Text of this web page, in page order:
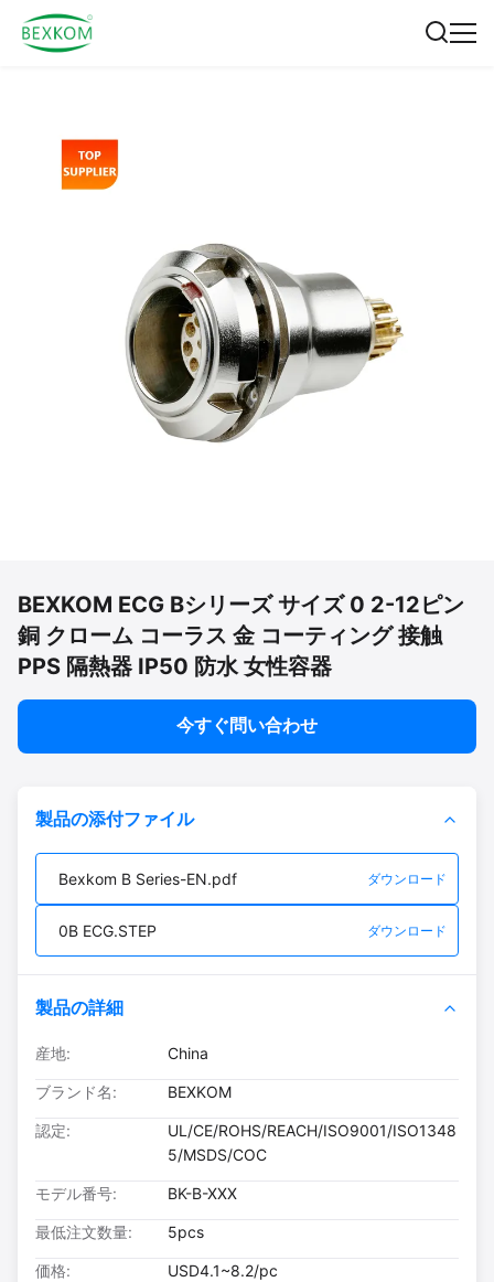
BEXKOM ECG Bシリーズ サイズ 0 2-12ピン
銅 クローム コーラス 金 コーティング 接触
PPS 隔熱器 IP50 防水 女性容器
今すぐ問い合わせ
製品の添付ファイル
Bexkom B Series-EN.pdf ダウンロード
0B ECG.STEP ダウンロード
製品の詳細
産地: China
ブランド名: BEXKOM
認定:
UL/CE/ROHS/REACH/ISO9001/ISO1348
5/MSDS/COC
モデル番号: BK-B-XXX
最低注文数量: 5pcs
価格: USD4.1~8.2/pc